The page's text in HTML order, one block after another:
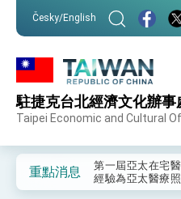
Česky/English
駐捷克台北經濟文化辦事
Taipei Economic and Cultural
重點消息
外交部重要言論
事處」，進一步
第一屆亞太在宅
經驗為亞太醫療